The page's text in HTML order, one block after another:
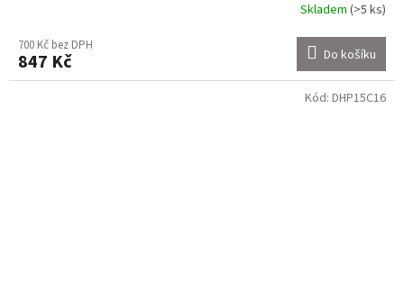
Skladem (>5 ks)
700 Kč bez DPH
847 Kč Do košíku
Kód: DHP15C16